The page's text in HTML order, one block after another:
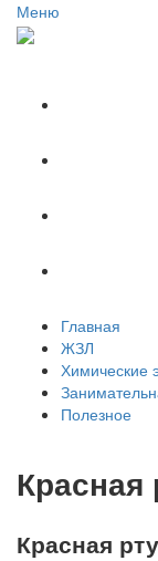
Меню
Главная
ЖЗЛ
Химические
Полезное
Красная
Красная